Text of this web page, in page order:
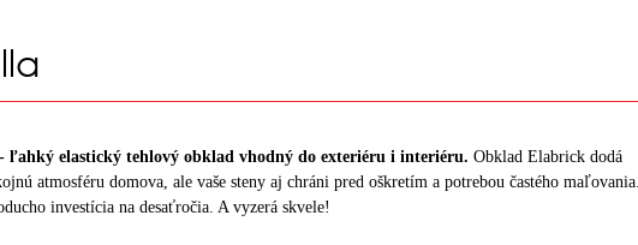
- ľahký elastický tehlový obklad vhodný do exteriéru i interiéru. Obklad Elabrick dodá
atmosféru domova, ale vaše steny aj chráni pred oškretím a potrebou častého maľovania.
investícia na desaťročia. A vyzerá skvele!